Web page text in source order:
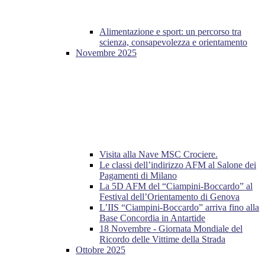
Alimentazione e sport: un percorso tra
scienza, consapevolezza e orientamento
Novembre 2025
Visita alla Nave MSC Crociere.
Le classi dell’indirizzo AFM al Salone dei
Pagamenti di Milano
La 5D AFM del “Ciampini-Boccardo” al
Festival dell’Orientamento di Genova
L’IIS “Ciampini-Boccardo” arriva fino alla
Base Concordia in Antartide
18 Novembre - Giornata Mondiale del
Ricordo delle Vittime della Strada
Ottobre 2025